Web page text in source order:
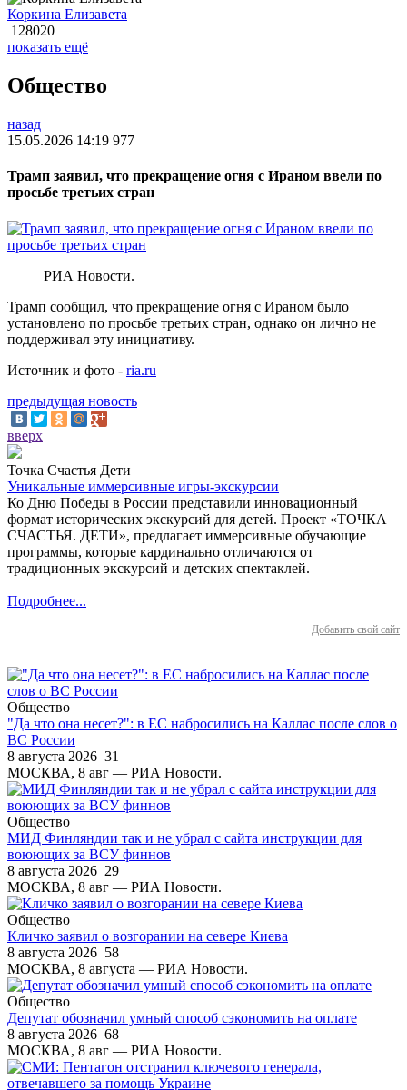
Коркина Елизавета
128020
показать ещё
Общество
назад
15.05.2026 14:19 977
Трамп заявил, что прекращение огня с Ираном ввели по
просьбе третьих стран
РИА Новости.
Трамп сообщил, что прекращение огня с Ираном было
установлено по просьбе третьих стран, однако он лично не
поддерживал эту инициативу.
Источник и фото - ria.ru
предыдущая новость
вверх
Точка Счастья Дети
Уникальные иммерсивные игры-экскурсии
Ко Дню Победы в России представили инновационный
формат исторических экскурсий для детей. Проект «ТОЧКА
СЧАСТЬЯ. ДЕТИ», предлагает иммерсивные обучающие
программы, которые кардинально отличаются от
традиционных экскурсий и детских спектаклей.
Подробнее...
Добавить свой сайт
Общество
"Да что она несет?": в ЕС набросились на Каллас после слов о
ВС России
8 августа 2026 31
МОСКВА, 8 авг — РИА Новости.
Общество
МИД Финляндии так и не убрал с сайта инструкции для
воюющих за ВСУ финнов
8 августа 2026 29
МОСКВА, 8 авг — РИА Новости.
Общество
Кличко заявил о возгорании на севере Киева
8 августа 2026 58
МОСКВА, 8 августа — РИА Новости.
Общество
Депутат обозначил умный способ сэкономить на оплате
8 августа 2026 68
МОСКВА, 8 авг — РИА Новости.